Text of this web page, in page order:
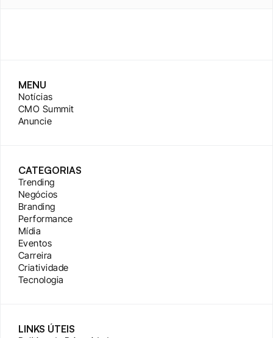
MENU
Notícias
CMO Summit
Anuncie
CATEGORIAS
Trending
Negócios
Branding
Performance
Mídia
Eventos
Carreira
Criatividade
Tecnologia
LINKS ÚTEIS